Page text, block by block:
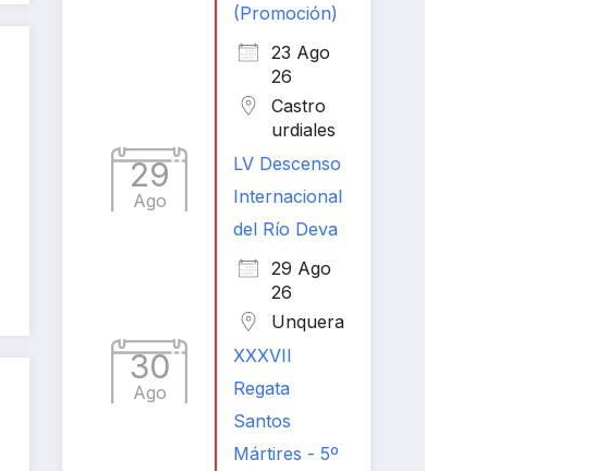
(Promoción)
23 Ago
26
Castro
urdiales
29
Ago
LV Descenso
Internacional
del Río Deva
29 Ago
26
Unquera
30
Ago
XXXVII
Regata
Santos
Mártires - 5º